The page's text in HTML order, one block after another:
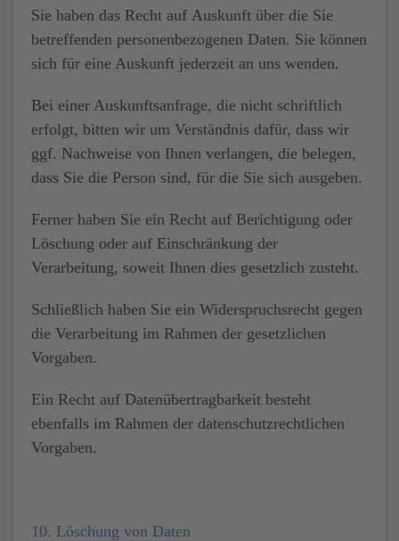
Sie haben das Recht auf Auskunft über die Sie
betreffenden personenbezogenen Daten. Sie können
sich für eine Auskunft jederzeit an uns wenden.
Bei einer Auskunftsanfrage, die nicht schriftlich
erfolgt, bitten wir um Verständnis dafür, dass wir
ggf. Nachweise von Ihnen verlangen, die belegen,
dass Sie die Person sind, für die Sie sich ausgeben.
Ferner haben Sie ein Recht auf Berichtigung oder
Löschung oder auf Einschränkung der
Verarbeitung, soweit Ihnen dies gesetzlich zusteht.
Schließlich haben Sie ein Widerspruchsrecht gegen
die Verarbeitung im Rahmen der gesetzlichen
Vorgaben.
Ein Recht auf Datenübertragbarkeit besteht
ebenfalls im Rahmen der datenschutzrechtlichen
Vorgaben.
10. Löschung von Daten